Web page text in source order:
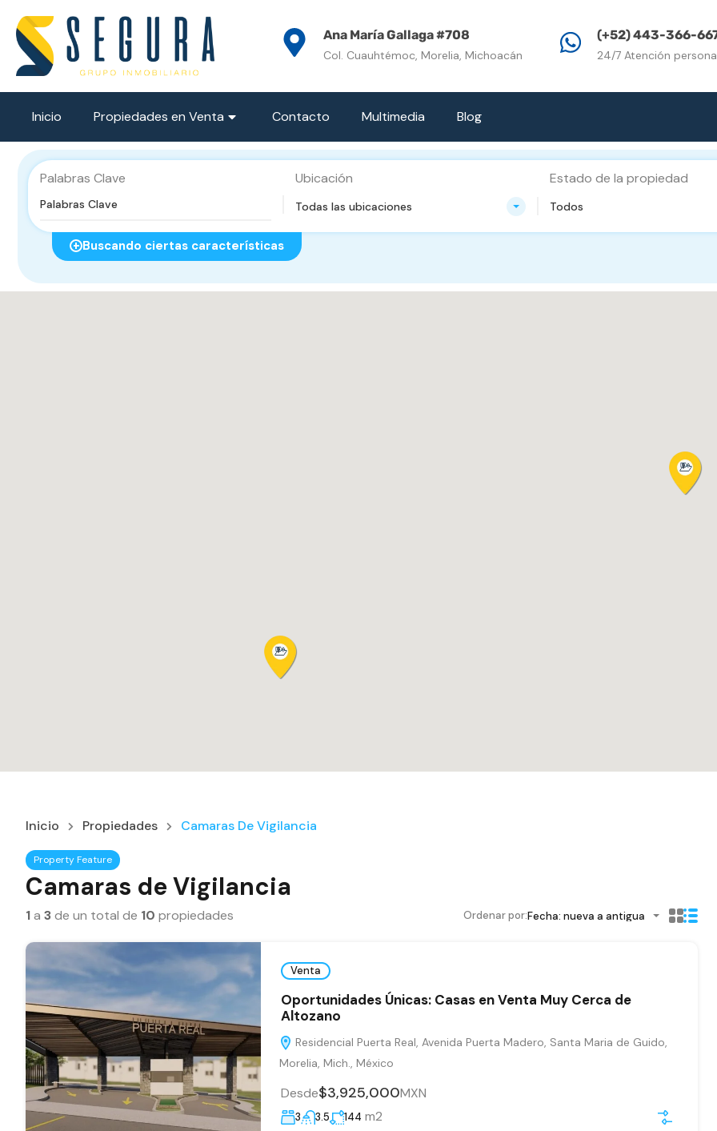
Propiedades
Ana María Gallaga #708
Col. Cuauhtémoc, Morelia, Michoacán
(+52) 443-366-
24/7 Atención
Inicio Propiedades en Venta Contacto Multimedia Blog
Palabras Clave Ubicación
Todas las ubicaciones
Estado de la propiedad
Todos
Buscando ciertas características
Inicio Propiedades Camaras De Vigilancia
Property Feature
Camaras de Vigilancia
1a 3de un total de 10 propiedades Ordenar por:Fecha: nueva a antigua
Venta
Oportunidades Únicas: Casas en Venta Muy Cerca de
Altozano
Residencial Puerta Real, Avenida Puerta Madero, Santa Maria de Guido,
Morelia, Mich., México
Desde$3,925,000MXN
3 3.5 144 m2